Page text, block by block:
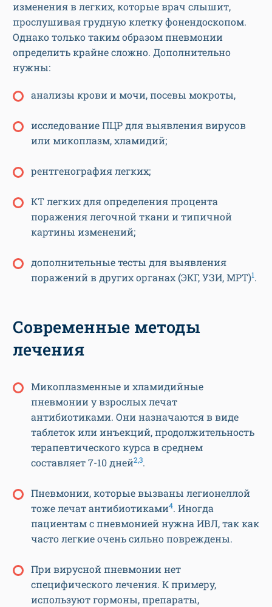
изменения в легких, которые врач слышит,
прослушивая грудную клетку фонендоскопом.
Однако только таким образом пневмонии
определить крайне сложно. Дополнительно
нужны:
анализы крови и мочи, посевы мокроты,
исследование ПЦР для выявления вирусов
или микоплазм, хламидий;
рентгенография легких;
КТ легких для определения процента
поражения легочной ткани и типичной
картины изменений;
дополнительные тесты для выявления
поражений в других органах (ЭКГ, УЗИ, МРТ)1.
Современные методы
лечения
Микоплазменные и хламидийные
пневмонии у взрослых лечат
антибиотиками. Они назначаются в виде
таблеток или инъекций, продолжительность
терапевтического курса в среднем
составляет 7-10 дней2,3.
Пневмонии, которые вызваны легионеллой
тоже лечат антибиотиками4. Иногда
пациентам с пневмонией нужна ИВЛ, так как
часто легкие очень сильно повреждены.
При вирусной пневмонии нет
специфического лечения. К примеру,
используют гормоны, препараты,